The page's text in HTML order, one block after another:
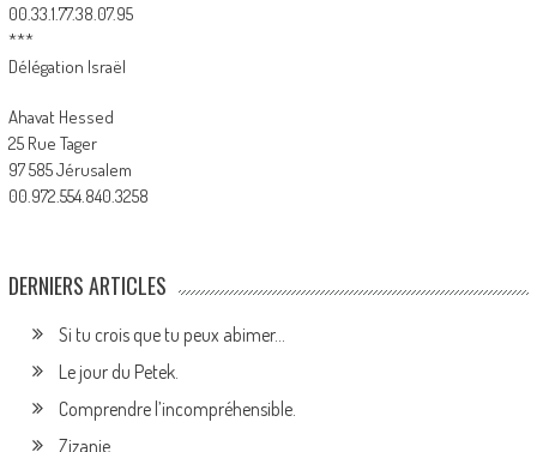
00.33.1.77.38.07.95
***
Délégation Israël
Ahavat Hessed
25 Rue Tager
97 585 Jérusalem
00.972.554.840.3258
DERNIERS ARTICLES
Si tu crois que tu peux abimer…
Le jour du Petek.
Comprendre l’incompréhensible.
Zizanie.